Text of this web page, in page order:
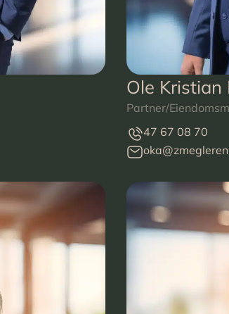
Ole Kristian
Partner/
47 67 08 70